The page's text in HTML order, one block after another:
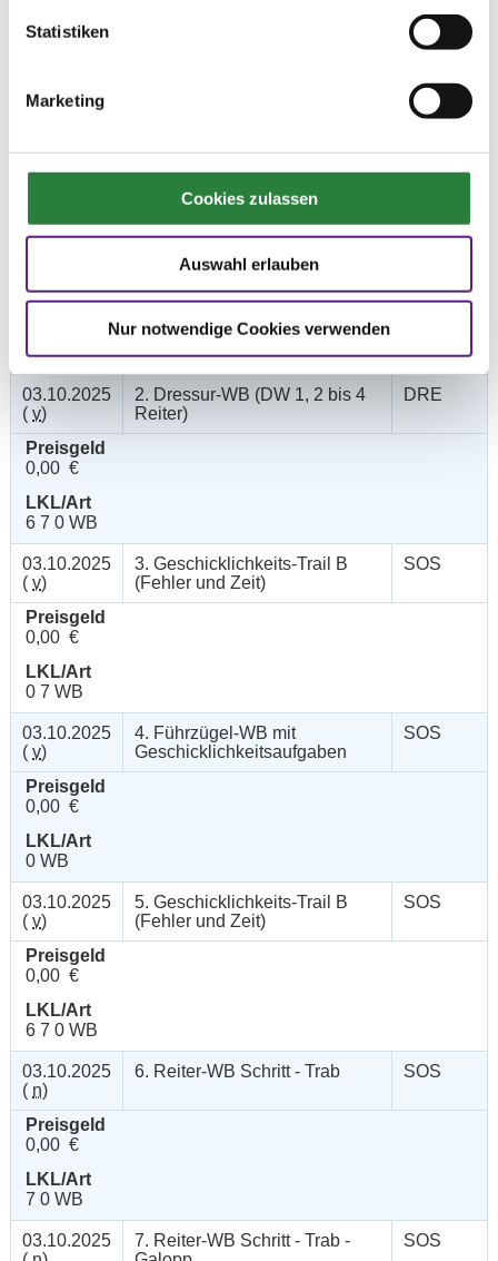
Statistiken
Marketing
Cookies zulassen
Auswahl erlauben
Nur notwendige Cookies verwenden
Datum Prüfung Disziplin
03.10.2025
(v)
1. Dressurreiter-WB (DRW 2, 2
bis 4 Reiter)
DRE
0,00 €
6 7 0 WB
03.10.2025
( v)
2. Dressur-WB (DW 1, 2 bis 4
Reiter)
DRE
Preisgeld
0,00 €
LKL/Art
6 7 0 WB
03.10.2025
( v)
3. Geschicklichkeits-Trail B
(Fehler und Zeit)
SOS
Preisgeld
0,00 €
LKL/Art
0 7 WB
03.10.2025
( v)
4. Führzügel-WB mit
Geschicklichkeitsaufgaben
SOS
Preisgeld
0,00 €
LKL/Art
0 WB
03.10.2025
( v)
5. Geschicklichkeits-Trail B
(Fehler und Zeit)
SOS
Preisgeld
0,00 €
LKL/Art
6 7 0 WB
03.10.2025
( n)
6. Reiter-WB Schritt - Trab SOS
Preisgeld
0,00 €
LKL/Art
7 0 WB
03.10.2025
7. Reiter-WB Schritt - Trab -
SOS